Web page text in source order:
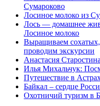
Сумароково
Лосиное молоко из
Лось — домашнее
Лосиное молоко
Выращиваем
проводим экскурсии
Анастасия
Илья Михальчук:
Путешествие в
Байкал – сердце
Охотничий туризм в